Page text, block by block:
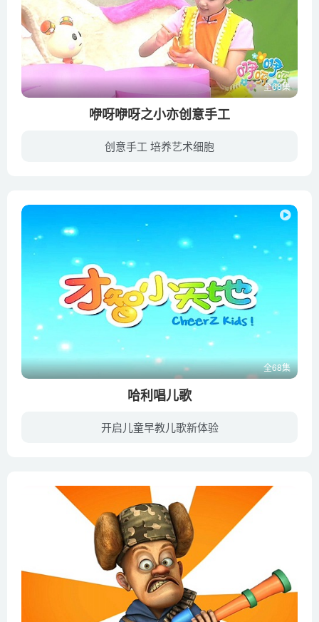
全68集
咿呀咿呀之小亦创意手工
创意手工 培养艺术细胞
全68集
哈利唱儿歌
开启儿童早教儿歌新体验